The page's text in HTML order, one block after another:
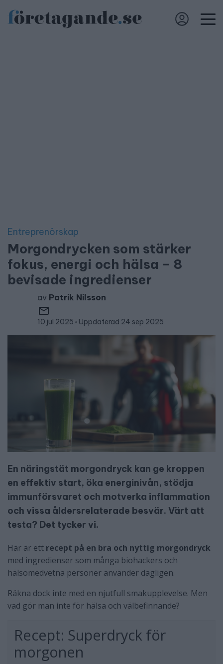
Entreprenörskap
Morgondrycken som stärker
fokus, energi och hälsa – 8
bevisade ingredienser
av Patrik Nilsson
10 jul 2025 Uppdaterad 24 sep 2025
En näringstät morgondryck kan ge kroppen
en effektiv start, öka energinivån, stödja
immunförsvaret och motverka inflammation
och vissa åldersrelaterade besvär. Värt att
testa? Det tycker vi.
Här är ett recept på en bra och nyttig morgondryck
med ingredienser som många biohackers och
hälsomedvetna personer använder dagligen.
Räkna dock inte med en njutfull smakupplevelse. Men
vad gör man inte för hälsa och välbefinnande?
Recept: Superdryck för
morgonen